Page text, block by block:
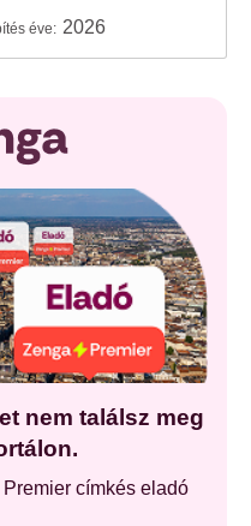
éve: 2026
nem találsz meg
címkés eladó